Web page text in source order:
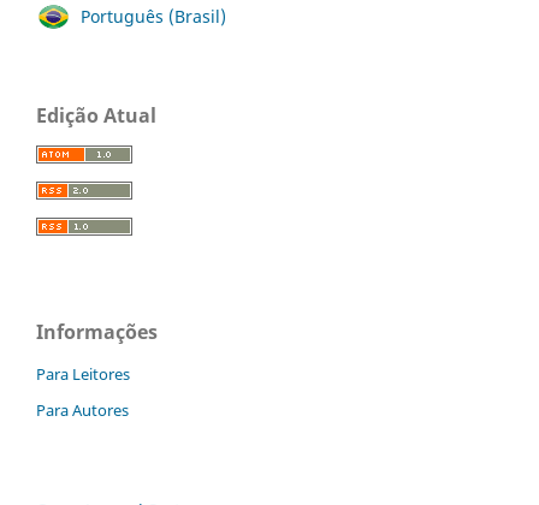
Português (Brasil)
Edição Atual
Informações
Para Leitores
Para Autores